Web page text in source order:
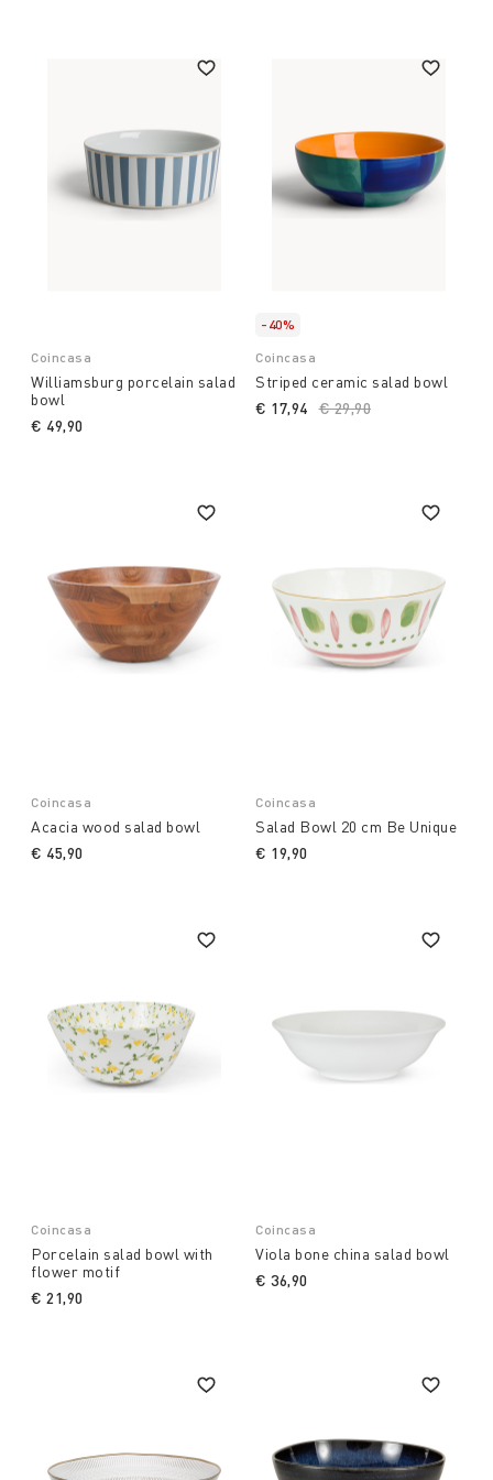
will amaze guests with their refined design.
Coincasa
Williamsburg porcelain salad
bowl
€ 49,90
-40%
Coincasa
Striped ceramic salad bowl
Price reduced from
€ 29,90
€ 17,94
Coincasa
Acacia wood salad bowl
€ 45,90
Coincasa
Salad Bowl 20 cm Be Unique
€ 19,90
Coincasa
Porcelain salad bowl with
flower motif
€ 21,90
Coincasa
Viola bone china salad bowl
€ 36,90